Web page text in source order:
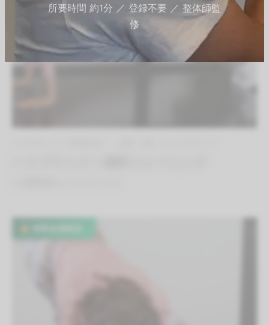
所要時間 約1分 ／ 登録不要 ／ 整体師監
修